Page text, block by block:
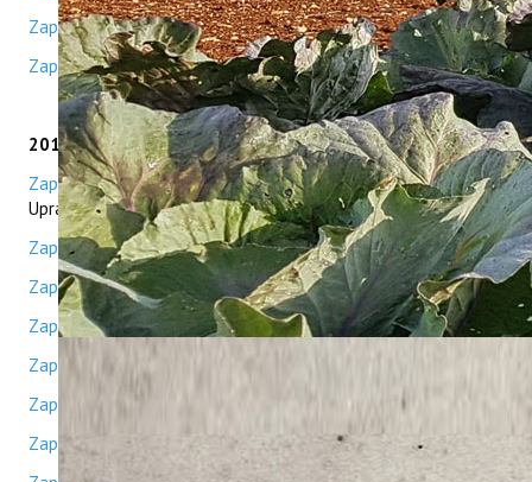
Zapisnik 19. sjednice
Zapisnik 20. sjednice
2018/2019/2020
Zapisnik 1. sjednice- Konstituirajuća sjednica novog saziva
Upravnog vijeća
Zapisnik 2. sjednice
Zapisnik 3. sjednice
Zapisnik 4. sjednice
Zapisnik 5. sjednice
Zapisnik 6. sjednice
Zapisnici od 7. - 14. sjednice